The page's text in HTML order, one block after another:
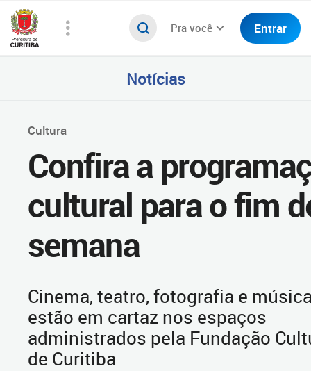
Pra você Entrar
Notícias
Cultura
Confira a
cultural para o fim
semana
Cinema, teatro, fotografia e
estão em cartaz nos espaços
administrados pela Fundação
de Curitiba